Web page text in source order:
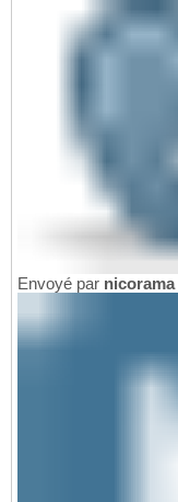
Envoyé par nicorama